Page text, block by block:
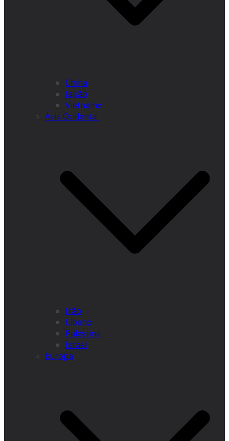
China
Japão
Vietname
Ásia Ocidental
Irão
Líbano
Palestina
Israel
Europa